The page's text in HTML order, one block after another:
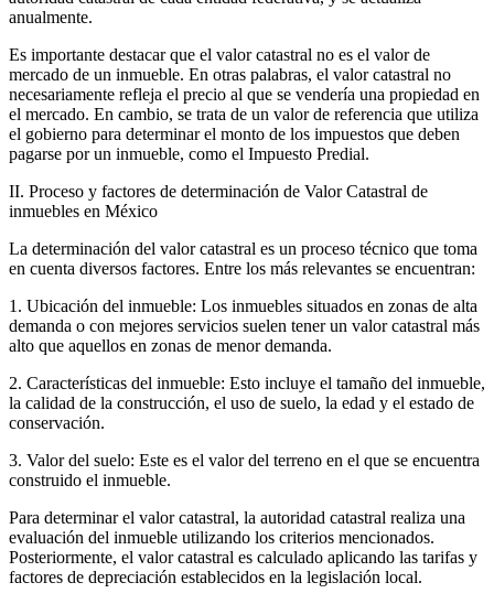
anualmente.
Es importante destacar que el valor catastral no es el valor de
mercado de un inmueble. En otras palabras, el valor catastral no
necesariamente refleja el precio al que se vendería una propiedad en
el mercado. En cambio, se trata de un valor de referencia que utiliza
el gobierno para determinar el monto de los impuestos que deben
pagarse por un inmueble, como el Impuesto Predial.
II. Proceso y factores de determinación de Valor Catastral de
inmuebles en México
La determinación del valor catastral es un proceso técnico que toma
en cuenta diversos factores. Entre los más relevantes se encuentran:
1. Ubicación del inmueble: Los inmuebles situados en zonas de alta
demanda o con mejores servicios suelen tener un valor catastral más
alto que aquellos en zonas de menor demanda.
2. Características del inmueble: Esto incluye el tamaño del inmueble,
la calidad de la construcción, el uso de suelo, la edad y el estado de
conservación.
3. Valor del suelo: Este es el valor del terreno en el que se encuentra
construido el inmueble.
Para determinar el valor catastral, la autoridad catastral realiza una
evaluación del inmueble utilizando los criterios mencionados.
Posteriormente, el valor catastral es calculado aplicando las tarifas y
factores de depreciación establecidos en la legislación local.